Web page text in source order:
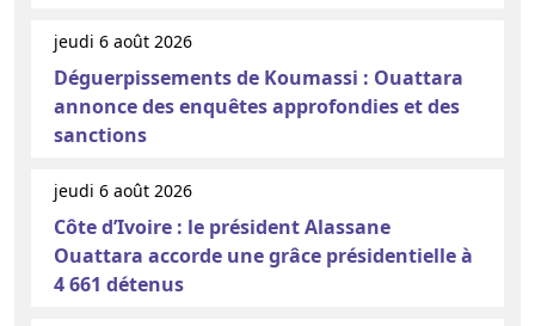
jeudi 6 août 2026
Déguerpissements de Koumassi : Ouattara
annonce des enquêtes approfondies et des
sanctions
jeudi 6 août 2026
Côte d’Ivoire : le président Alassane
Ouattara accorde une grâce présidentielle à
4 661 détenus